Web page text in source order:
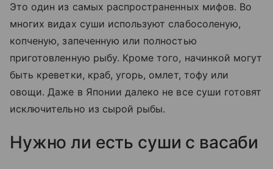
Это один из самых распространенных мифов. Во
многих видах суши используют слабосоленую,
копченую, запеченную или полностью
приготовленную рыбу. Кроме того, начинкой могут
быть креветки, краб, угорь, омлет, тофу или
овощи. Даже в Японии далеко не все суши готовят
исключительно из сырой рыбы.
Нужно ли есть суши с васаби